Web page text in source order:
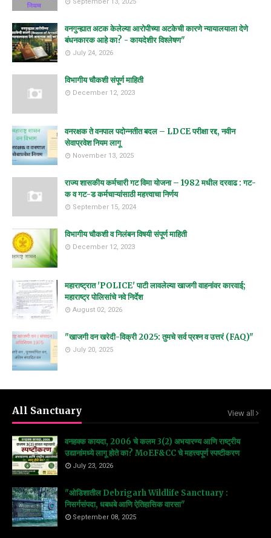
वनगुन्ह्यात अटक केलेल्या आरोपीच्या अटकेची कारणे न्यायालयाला देणे
बंधनकारक आहे का? - कायदेशीर विश्लेषण"
July 24, 2026
विभागीय चौकशी संपूर्ण माहिती
December 12, 2023
वनरक्षक ते वनपाल पदोन्नतीत बदल – LDCE परीक्षा रद्द, नवीन
सेवाप्रवेश नियम लागू
November 13, 2025
राज्य शासकीय कर्मचारी गट विमा योजना – 1982 मधील दरवाढ : गट-
क व गट-ड कर्मचाऱ्यांसाठी महत्त्वाचा निर्णय
September 15, 2024
विभागीय चौकशी व निलंबन विषयी संपूर्ण माहिती
December 12, 2023
महाराष्ट्रात 'POLICE' पाटी लावलेल्या खाजगी वाहनांवर कारवाई;
महाराष्ट्र पोलिसांचे नवे निर्देश
August 02, 2026
"खाजगी वन खरेदी-विक्री 2025: तुमचे सर्व प्रश्न व उत्तरं (FAQ)"
July 20, 2025
All Sanctuary View all
वनहक्क कायदा, 2006 चे कलम 3(2) अभयारण्य आणि राष्ट्रीय
उद्यानांमध्ये लागू होते का? MoEF&CC चे महत्त्वपूर्ण स्पष्टीकरण
July 23, 2026
"ओडिशातील Debrigarh Wildlife Sanctuary :
निसर्गसंपदा, धबधबे आणि ऐतिहासिक वारसा"
September 08, 2025